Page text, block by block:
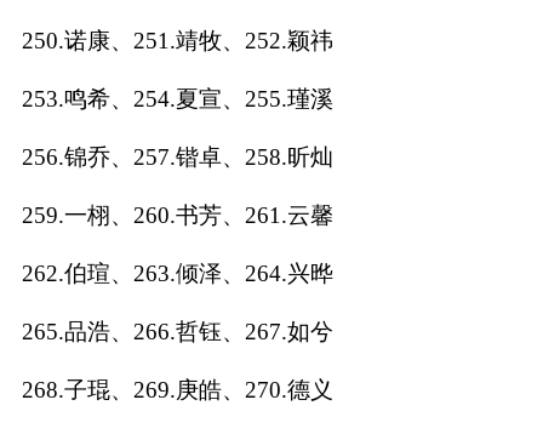
250.诺康、251.靖牧、252.颖祎
253.鸣希、254.夏宣、255.瑾溪
256.锦乔、257.锴卓、258.昕灿
259.一栩、260.书芳、261.云馨
262.伯瑄、263.倾泽、264.兴晔
265.品浩、266.哲钰、267.如兮
268.子琨、269.庚皓、270.德义